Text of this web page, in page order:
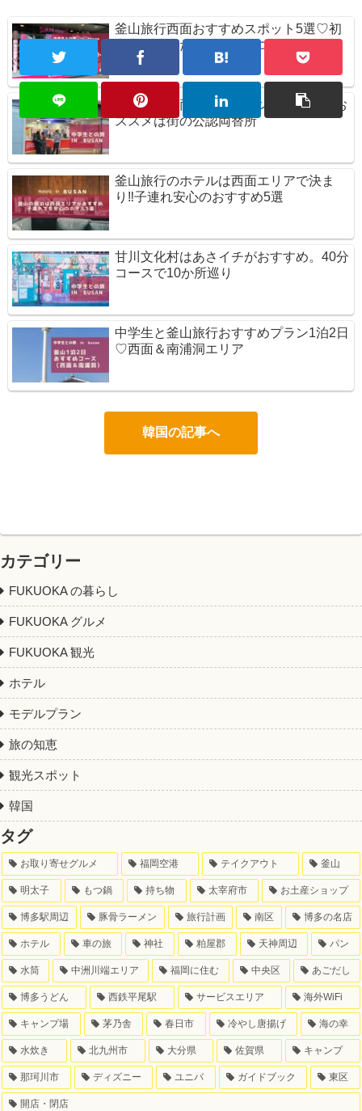
釜山旅行西面おすすめスポット5選♡初
心者が迷ったらまずはココ
釜山旅行の両替のタイミングはいつ？お
ススメは街の公認両替所
釜山旅行のホテルは西面エリアで決ま
り‼子連れ安心のおすすめ5選
甘川文化村はあさイチがおすすめ。40分
コースで10か所巡り
中学生と釜山旅行おすすめプラン1泊2日
♡西面＆南浦洞エリア
韓国の記事へ
カテゴリー
FUKUOKA の暮らし
FUKUOKA グルメ
FUKUOKA 観光
ホテル
モデルプラン
旅の知恵
観光スポット
韓国
タグ
お取り寄せグルメ 福岡空港 テイクアウト 釜山
明太子 もつ鍋 持ち物 太宰府市 お土産ショップ
博多駅周辺 豚骨ラーメン 旅行計画 南区 博多の名店
ホテル 車の旅 神社 粕屋郡 天神周辺 パン
水筒 中洲川端エリア 福岡に住む 中央区 あごだし
博多うどん 西鉄平尾駅 サービスエリア 海外WiFi
キャンプ場 茅乃舎 春日市 冷やし唐揚げ 海の幸
水炊き 北九州市 大分県 佐賀県 キャンプ
那珂川市 ディズニー ユニバ ガイドブック 東区
開店・閉店